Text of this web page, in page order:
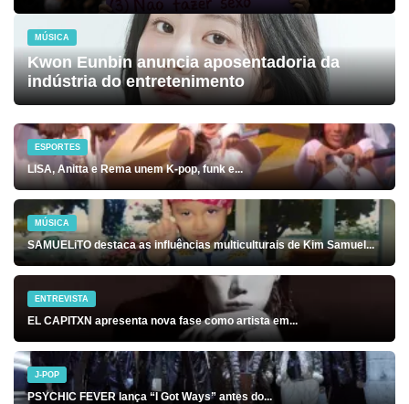
MÚSICA
Kwon Eunbin anuncia aposentadoria da
indústria do entretenimento
ESPORTES
LISA, Anitta e Rema unem K-pop, funk e...
MÚSICA
SAMUELiTO destaca as influências multiculturais de Kim Samuel...
ENTREVISTA
EL CAPITXN apresenta nova fase como artista em...
J-POP
PSYCHIC FEVER lança “I Got Ways” antes do...